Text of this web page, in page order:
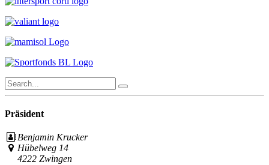
Präsident
Benjamin Krucker
Hübelweg 14
4222 Zwingen